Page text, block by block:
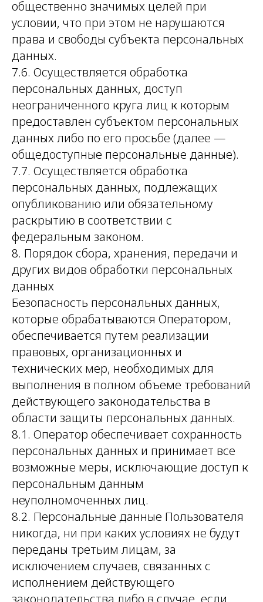
общественно значимых целей при
условии, что при этом не нарушаются
права и свободы субъекта персональных
данных.
7.6. Осуществляется обработка
персональных данных, доступ
неограниченного круга лиц к которым
предоставлен субъектом персональных
данных либо по его просьбе (далее —
общедоступные персональные данные).
7.7. Осуществляется обработка
персональных данных, подлежащих
опубликованию или обязательному
раскрытию в соответствии с
федеральным законом.
8. Порядок сбора, хранения, передачи и
других видов обработки персональных
данных
Безопасность персональных данных,
которые обрабатываются Оператором,
обеспечивается путем реализации
правовых, организационных и
технических мер, необходимых для
выполнения в полном объеме требований
действующего законодательства в
области защиты персональных данных.
8.1. Оператор обеспечивает сохранность
персональных данных и принимает все
возможные меры, исключающие доступ к
персональным данным
неуполномоченных лиц.
8.2. Персональные данные Пользователя
никогда, ни при каких условиях не будут
переданы третьим лицам, за
исключением случаев, связанных с
исполнением действующего
законодательства либо в случае, если